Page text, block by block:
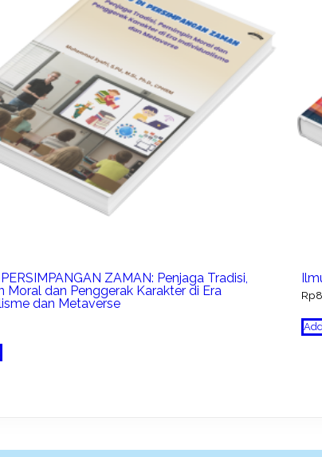
ZAMAN: Penjaga Tradisi,
Moral dan Penggerak Karakter di Era
dan Metaverse
Rp